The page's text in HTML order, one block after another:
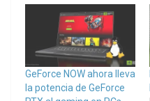
GeForce NOW ahora lleva
la potencia de GeForce